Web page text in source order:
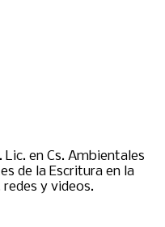
en Cs. Ambientales
de la Escritura en la
redes y videos.